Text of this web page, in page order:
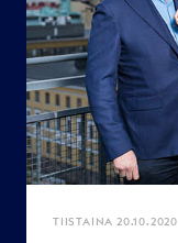
TIISTAINA 20.10.2020